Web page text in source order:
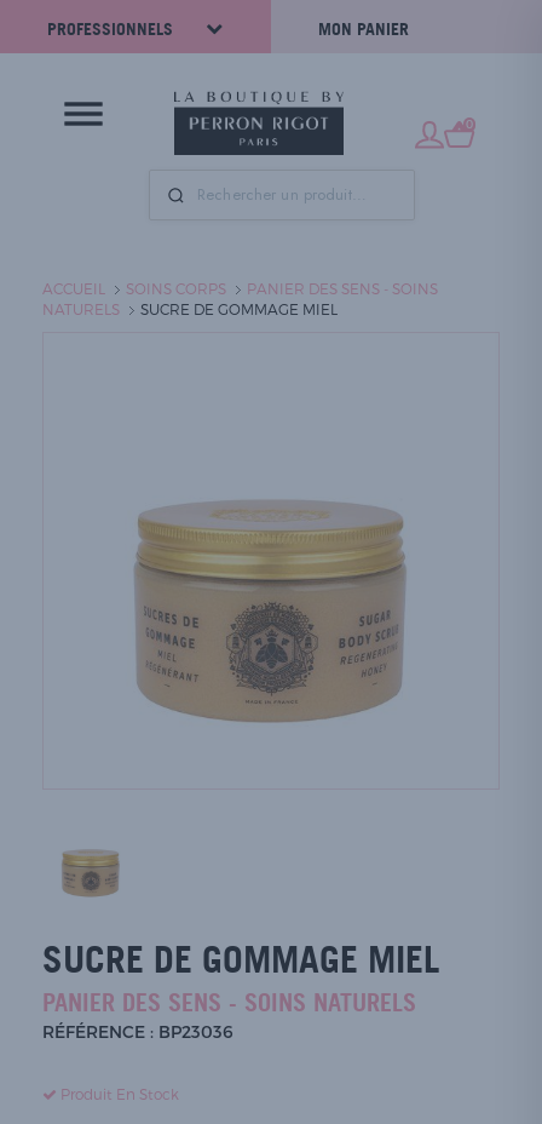
PROFESSIONNELS MON PANIER
0
ACCUEIL SOINS CORPS
PANIER DES SENS - SOINS
NATURELS
SUCRE DE GOMMAGE MIEL
SUCRE DE GOMMAGE MIEL
PANIER DES SENS - SOINS NATURELS
RÉFÉRENCE : BP23036
Produit En Stock